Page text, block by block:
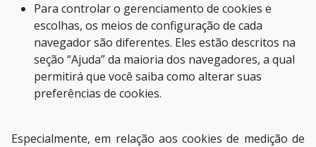
Para controlar o gerenciamento de cookies e
escolhas, os meios de configuração de cada
navegador são diferentes. Eles estão descritos na
seção “Ajuda” da maioria dos navegadores, a qual
permitirá que você saiba como alterar suas
preferências de cookies.
Especialmente, em relação aos cookies de medição de